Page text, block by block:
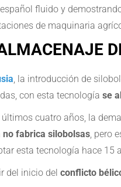
fluido y
de maquinaria
, la introducción de
con esta tecnología se
últimos cuatro años, la
no fabrica silobolsas, pero
esta tecnología hace 15
del inicio del conflicto